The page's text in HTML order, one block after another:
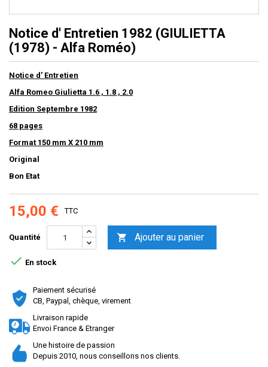
Notice d' Entretien 1982 (GIULIETTA
(1978) - Alfa Roméo)
Notice d' Entretien
Alfa Romeo Giulietta 1.6 , 1.8 , 2.0
Edition Septembre 1982
68 pages
Format 150 mm X 210 mm
Original
Bon Etat
15,00 € TTC
Quantité  Ajouter au panier
 En stock
Paiement sécurisé
CB, Paypal, chèque, virement
Livraison rapide
Envoi France & Etranger
Une histoire de passion
Depuis 2010, nous conseillons nos clients.